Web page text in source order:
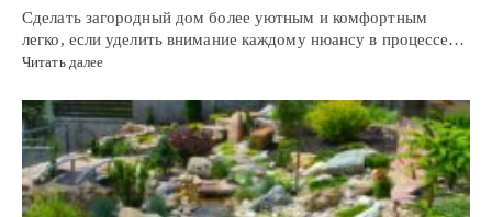
Сделать загородный дом более уютным и комфортным
легко, если уделить внимание каждому нюансу в процессе…
Читать далее